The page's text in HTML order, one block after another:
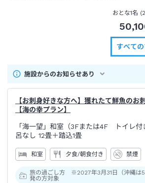
おとな1名 (2
すべて
施設からのお知らせあり
【お刺身好きな方へ】獲れたて鮮魚のお
【海の幸プラン】
「海一望」和室（3Fまたは4F トイレ付
呂なし 12畳＋踏込1畳
和室 夕食/朝食付き 禁煙
旅の過ごし方 ※2027年3月31日（沖縄は
発の方対象